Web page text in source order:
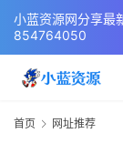
小蓝资源网分享最
854764050
首页 网址推荐